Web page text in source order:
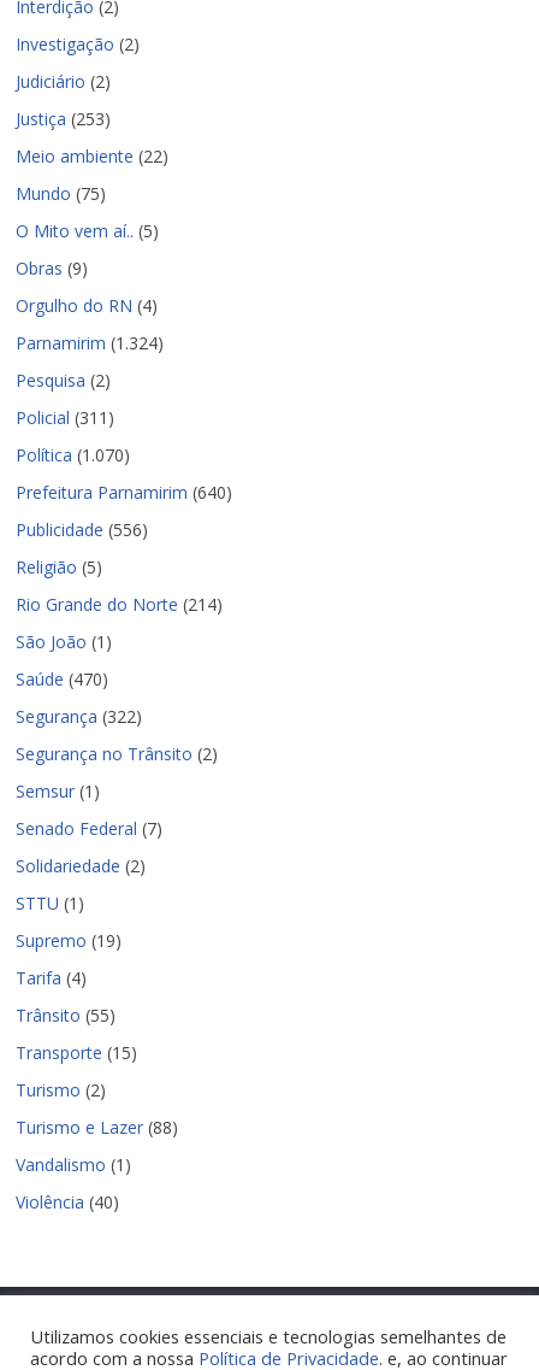
Interdição (2)
Investigação (2)
Judiciário (2)
Justiça (253)
Meio ambiente (22)
Mundo (75)
O Mito vem aí.. (5)
Obras (9)
Orgulho do RN (4)
Parnamirim (1.324)
Pesquisa (2)
Policial (311)
Política (1.070)
Prefeitura Parnamirim (640)
Publicidade (556)
Religião (5)
Rio Grande do Norte (214)
São João (1)
Saúde (470)
Segurança (322)
Segurança no Trânsito (2)
Semsur (1)
Senado Federal (7)
Solidariedade (2)
STTU (1)
Supremo (19)
Tarifa (4)
Trânsito (55)
Transporte (15)
Turismo (2)
Turismo e Lazer (88)
Vandalismo (1)
Violência (40)
Copyright © 2026Nova Parnamirim Notícias. Todos os direitos
Utilizamos cookies essenciais e tecnologias semelhantes de
acordo com a nossa Política de Privacidade. e, ao continuar